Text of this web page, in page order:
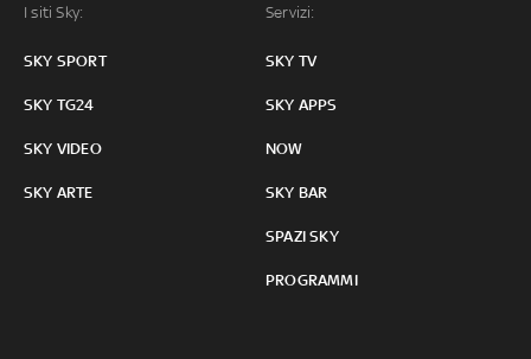
I siti Sky:
SKY SPORT
SKY TG24
SKY VIDEO
SKY ARTE
Servizi:
SKY TV
SKY APPS
NOW
SKY BAR
SPAZI SKY
PROGRAMMI